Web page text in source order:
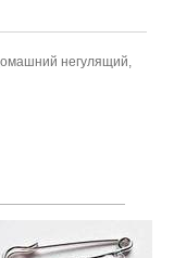
негулящий,